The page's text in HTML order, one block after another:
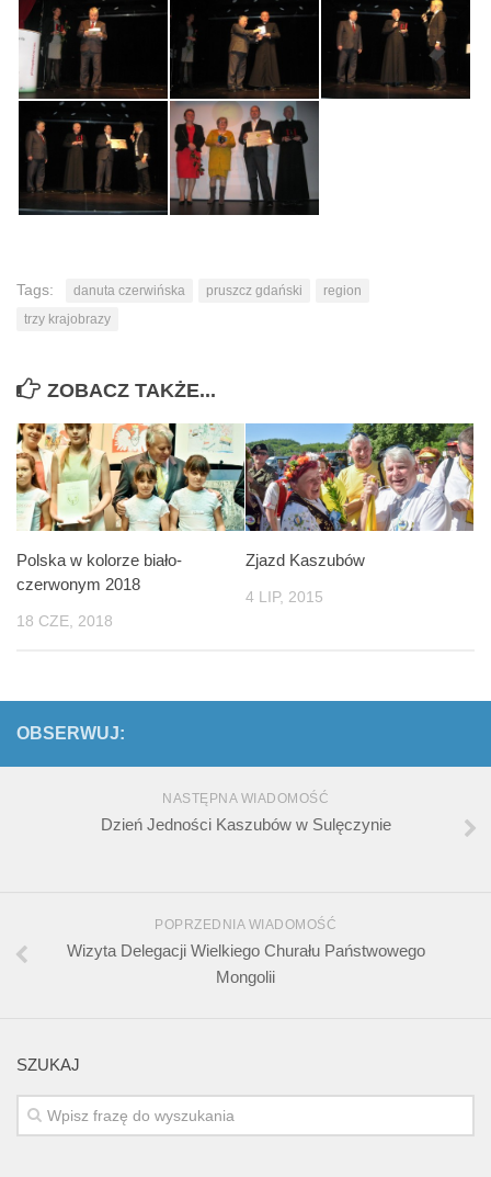
Tags: danuta czerwińska pruszcz gdański
region
trzy krajobrazy
ZOBACZ TAKŻE...
Polska w kolorze biało-
czerwonym 2018
18 CZE, 2018
Zjazd Kaszubów
4 LIP, 2015
OBSERWUJ:
NASTĘPNA WIADOMOŚĆ
Dzień Jedności Kaszubów w Sulęczynie
POPRZEDNIA WIADOMOŚĆ
Wizyta Delegacji Wielkiego Churału Państwowego
Mongolii
SZUKAJ